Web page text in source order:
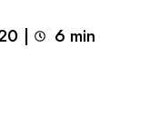
| 6 min